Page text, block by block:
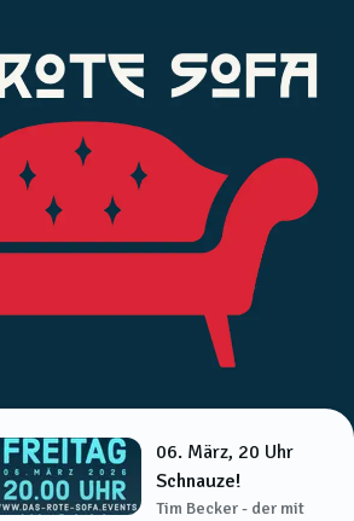
06. März, 20 Uhr
Schnauze!
Tim Becker - der mit